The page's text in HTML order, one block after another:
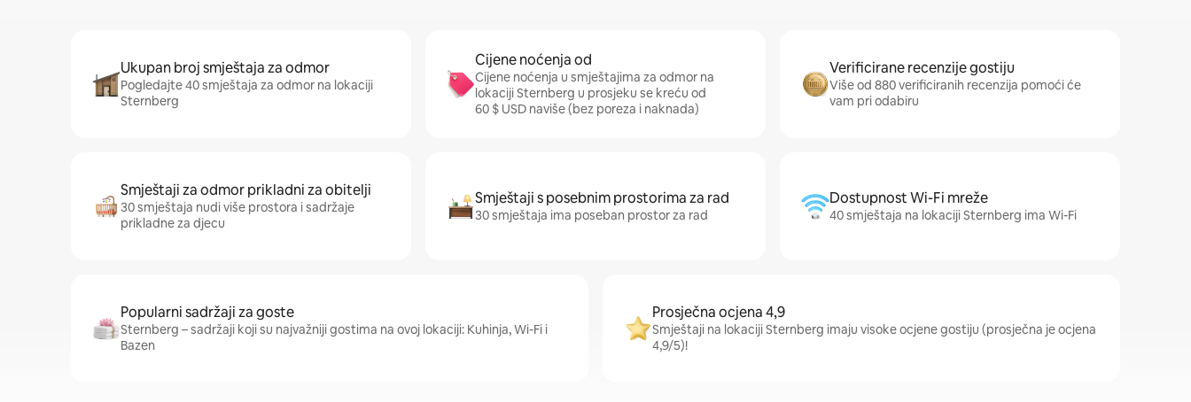
Ukupan broj smještaja za odmor
Pogledajte 40 smještaja za odmor na lokaciji
Sternberg
Cijene noćenja od
Cijene noćenja u smještajima za odmor na
lokaciji Sternberg u prosjeku se kreću od
60 $ USD naviše (bez poreza i naknada)
Verificirane recenzije gostiju
Više od 880 verificiranih recenzija pomoći će
vam pri odabiru
Smještaji za odmor prikladni za obitelji
30 smještaja nudi više prostora i sadržaje
prikladne za djecu
Smještaji s posebnim prostorima za rad
30 smještaja ima poseban prostor za rad
Dostupnost Wi-Fi mreže
40 smještaja na lokaciji Sternberg ima Wi-Fi
Popularni sadržaji za goste
Sternberg – sadržaji koji su najvažniji gostima na ovoj lokaciji: Kuhinja, Wi-Fi i
Bazen
Prosječna ocjena 4,9
Smještaji na lokaciji Sternberg imaju visoke ocjene gostiju (prosječna je ocjena
4,9/5)!